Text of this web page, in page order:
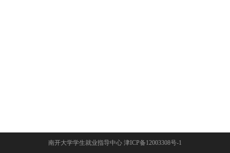
南开大学学生就业指导中心 津ICP备12003308号-1